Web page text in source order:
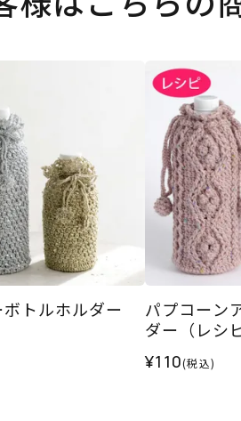
トルホルダー
パプコーン
ダー（レシピ
¥110(税込)